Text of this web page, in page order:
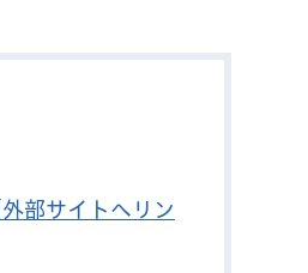
部サイトへリン